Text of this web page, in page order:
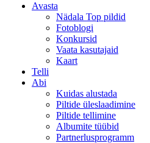
Avasta
Nädala Top pildid
Fotoblogi
Konkursid
Vaata kasutajaid
Kaart
Telli
Abi
Kuidas alustada
Piltide üleslaadimine
Piltide tellimine
Albumite tüübid
Partnerlusprogramm